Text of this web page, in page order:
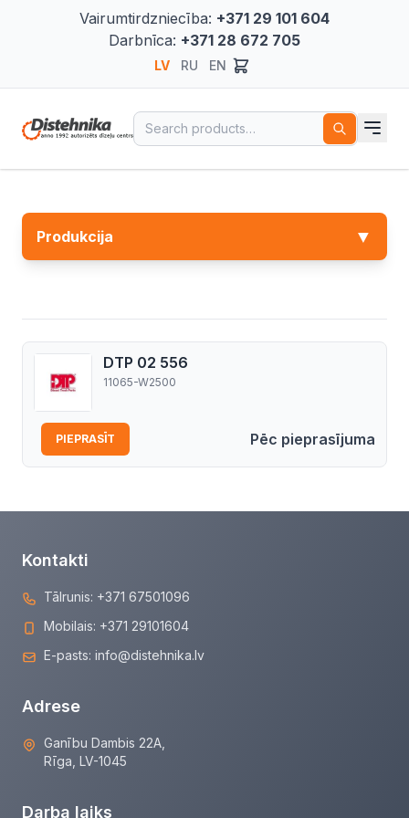
Vairumtirdzniecība: +371 29 101 604
Darbnīca: +371 28 672 705
LV RU EN
Search for:
Produkcija ▼
DTP 02 556
11065-W2500
Pēc pieprasījuma
PIEPRASĪT
Kontakti
Tālrunis: +371 67501096
Mobilais: +371 29101604
E-pasts: info@distehnika.lv
Adrese
Ganību Dambis 22A,
Rīga, LV-1045
Darba laiks